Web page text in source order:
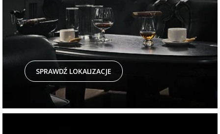
SPRAWDŹ LOKALIZACJE